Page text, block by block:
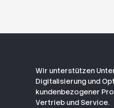
Wir unterstützen
Digitalisierung und
kundenbezogener
Vertrieb und Service.